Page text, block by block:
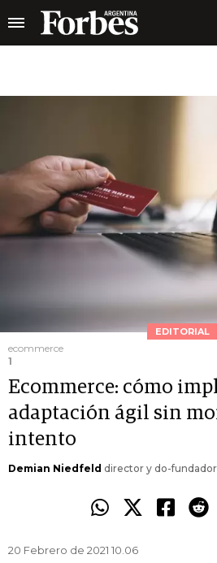
EDITORIAL
ecommerce
1
Ecommerce: cómo
adaptación ágil sin
intento
Demian Niedfeld director y do-
20 Febrero de 2021 10.06